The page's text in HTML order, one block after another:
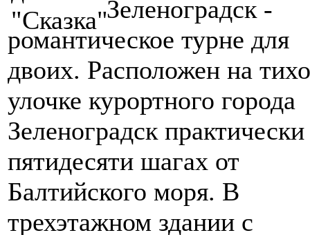
Зеленоградск -
романтическое турне для
двоих. Расположен на
улочке курортного города
Зеленоградск
пятидесяти шагах от
Балтийского моря. В
трехэтажном здании с